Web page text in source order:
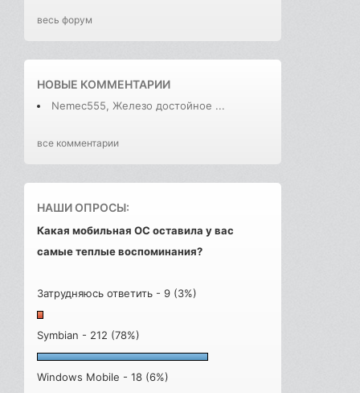
весь форум
НОВЫЕ КОММЕНТАРИИ
Nemec555, Железо достойное ...
все комментарии
НАШИ ОПРОСЫ:
Какая мобильная ОС оставила у вас
самые теплые воспоминания?
Затрудняюсь ответить - 9 (3%)
Symbian - 212 (78%)
Windows Mobile - 18 (6%)